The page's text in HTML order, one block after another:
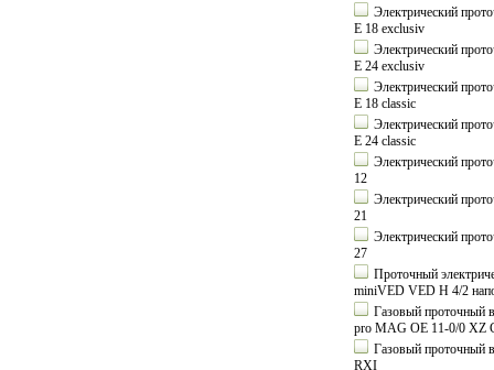
Электрический
E 18 exclusiv
Электрический
E 24 exclusiv
Электрический
E 18 classic
Электрический
E 24 classic
Электрический
12
Электрический
21
Электрический
27
Проточный
miniVED VED H 4/2
Газовый проточный
pro MAG OE 11-0/0 XZ
Газовый проточный
RXI